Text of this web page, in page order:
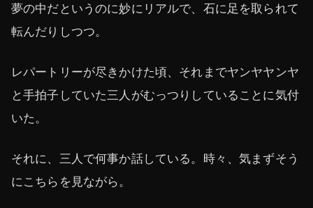
夢の中だというのに妙にリアルで、石に足を取られて
転んだりしつつ。
レパートリーが尽きかけた頃、それまでヤンヤヤンヤ
と手拍子していた三人がむっつりしていることに気付
いた。
それに、三人で何事か話している。時々、気まずそう
にこちらを見ながら。